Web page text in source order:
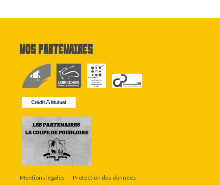
Nos partenaires
Mentions légales Protection des données